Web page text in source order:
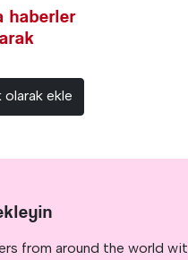
haberler
ekle
from around the world